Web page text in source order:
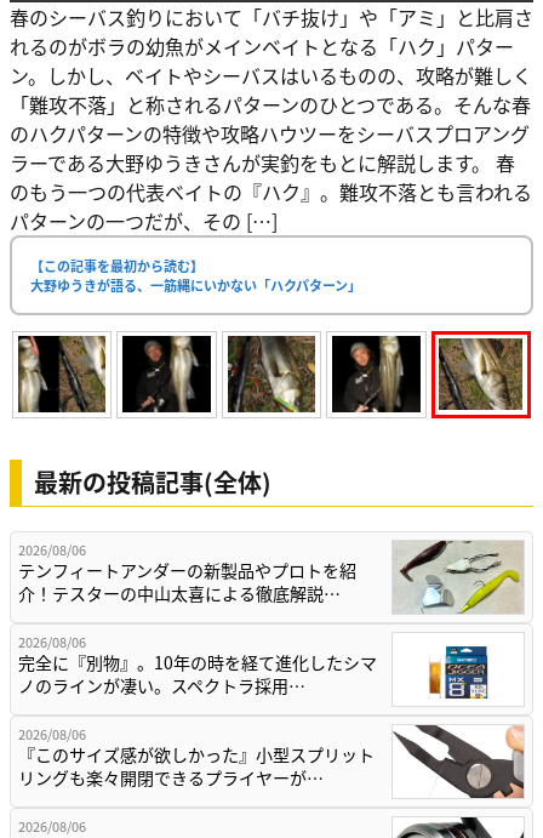
春のシーバス釣りにおいて「バチ抜け」や「アミ」と比肩さ
れるのがボラの幼魚がメインベイトとなる「ハク」パター
ン。しかし、ベイトやシーバスはいるものの、攻略が難しく
「難攻不落」と称されるパターンのひとつである。そんな春
のハクパターンの特徴や攻略ハウツーをシーバスプロアング
ラーである大野ゆうきさんが実釣をもとに解説します。 春
のもう一つの代表ベイトの『ハク』。難攻不落とも言われる
パターンの一つだが、その […]
【この記事を最初から読む】
大野ゆうきが語る、一筋縄にいかない「ハクパターン」
最新の投稿記事(全体)
2026/08/06
テンフィートアンダーの新製品やプロトを紹
介！テスターの中山太喜による徹底解説…
2026/08/06
完全に『別物』。10年の時を経て進化したシマ
ノのラインが凄い。スペクトラ採用…
2026/08/06
『このサイズ感が欲しかった』小型スプリット
リングも楽々開閉できるプライヤーが…
2026/08/06